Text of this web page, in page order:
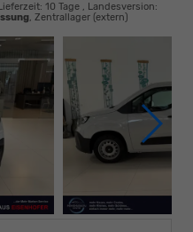
10 Tage , Landesversion:
, Zentrallager (extern)